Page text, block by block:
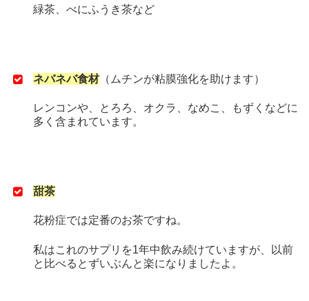
緑茶、べにふうき茶など
ネバネバ食材（ムチンが粘膜強化を助けます）
レンコンや、とろろ、オクラ、なめこ、もずくなどに
多く含まれています。
甜茶
花粉症では定番のお茶ですね。
私はこれのサプリを1年中飲み続けていますが、以前
と比べるとずいぶんと楽になりましたよ。